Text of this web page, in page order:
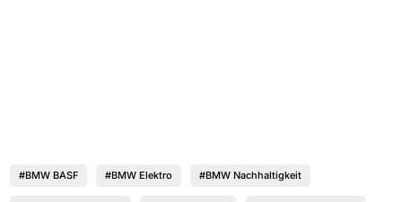
#BMW BASF #BMW Elektro #BMW Nachhaltigkeit